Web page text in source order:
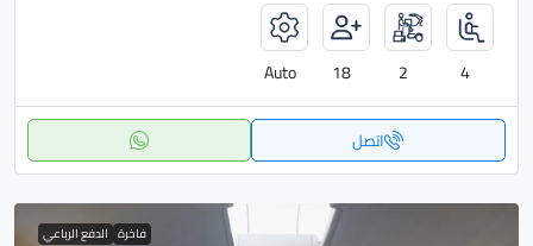
4
2
18
Auto
اتصل
فاخرة الدفع الرباعي